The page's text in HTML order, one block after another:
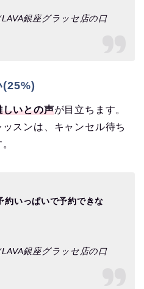
LAVA銀座グラッセ店の口
(25%)
しいとの声が目立ちます。
スンは、キャンセル待ち
約いっぱいで予約できな
LAVA銀座グラッセ店の口